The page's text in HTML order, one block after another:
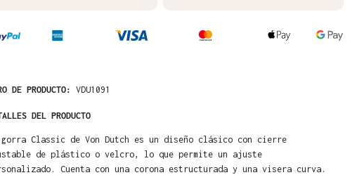
DE PRODUCTO: VDU1091
DEL PRODUCTO
gorra Classic de Von Dutch es un diseño clásico con cierre
de plástico o velcro, lo que permite un ajuste
Cuenta con una corona estructurada y una visera curva.